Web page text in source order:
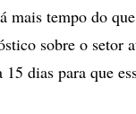
mais tempo do
sobre o setor
dias para que